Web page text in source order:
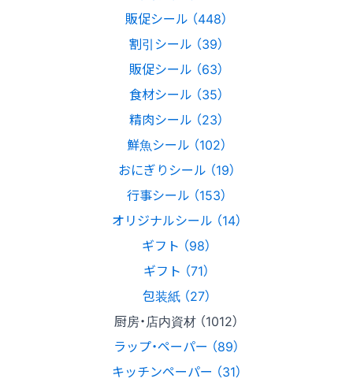
販促シール （448）
割引シール （39）
販促シール （63）
食材シール （35）
精肉シール （23）
鮮魚シール （102）
おにぎりシール （19）
行事シール （153）
オリジナルシール （14）
ギフト （98）
ギフト （71）
包装紙 （27）
厨房・店内資材 （1012）
ラップ・ペーパー （89）
キッチンペーパー （31）